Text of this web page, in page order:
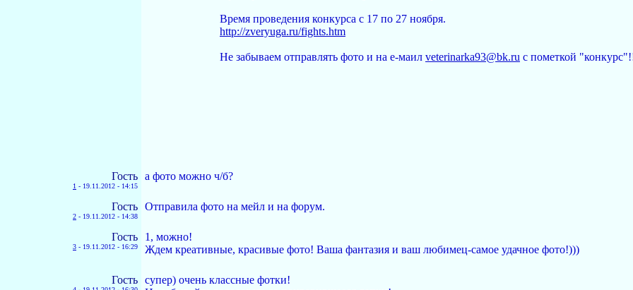
Время проведения конкурса с 17 по 27 ноября.
http://zveryuga.ru/fights.htm
Не забываем отправлять фото и на е-маил veterinarka93@bk.ru с пометкой
Гость
1 - 19.11.2012 - 14:15
а фото можно ч/б?
Гость
2 - 19.11.2012 - 14:38
Отправила фото на мейл и на форум.
Гость
3 - 19.11.2012 - 16:29
1, можно!
Ждем креативные, красивые фото! Ваша фантазия и ваш любимец-самое удачное фото!)))
Гость супер) очень классные фотки!